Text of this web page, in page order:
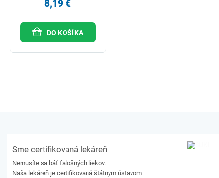
8,19 €
DO KOŠÍKA
Sme certifikovaná lekáreň
Nemusíte sa báť falošných liekov.
Naša lekáreň je certifikovaná štátnym ústavom